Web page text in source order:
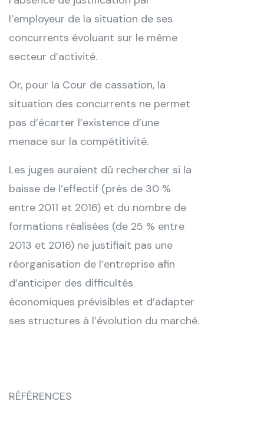
l’employeur de la situation de ses
concurrents évoluant sur le même
secteur d’activité.
Or, pour la Cour de cassation, la
situation des concurrents ne permet
pas d’écarter l’existence d’une
menace sur la compétitivité.
Les juges auraient dû rechercher si la
baisse de l’effectif (près de 30 %
entre 2011 et 2016) et du nombre de
formations réalisées (de 25 % entre
2013 et 2016) ne justifiait pas une
réorganisation de l’entreprise afin
d’anticiper des difficultés
économiques prévisibles et d’adapter
ses structures à l’évolution du marché.
RÉFÉRENCES